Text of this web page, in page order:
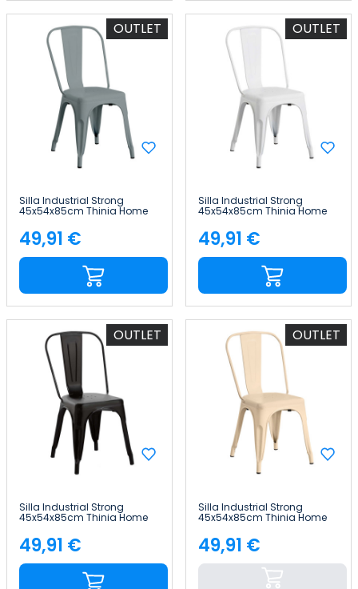
OUTLET
Silla Industrial Strong
45x54x85cm Thinia Home
Precio
49,91 €
OUTLET
Silla Industrial Strong
45x54x85cm Thinia Home
Precio
49,91 €
OUTLET
Silla Industrial Strong
45x54x85cm Thinia Home
Precio
49,91 €
OUTLET
Silla Industrial Strong
45x54x85cm Thinia Home
Precio
49,91 €